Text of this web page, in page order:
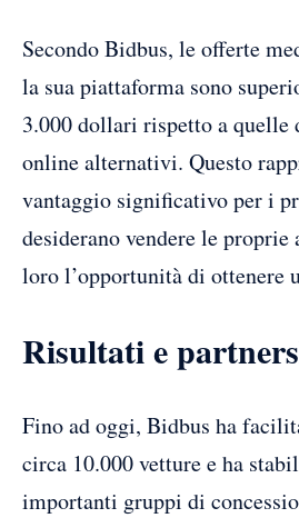
Secondo Bidbus, le offerte
la sua piattaforma sono
3.000 dollari rispetto a
online alternativi. Questo
vantaggio significativo per i
desiderano vendere le proprie
loro l’opportunità di ottenere
Risultati e
Fino ad oggi, Bidbus ha
circa 10.000 vetture e ha
importanti gruppi di